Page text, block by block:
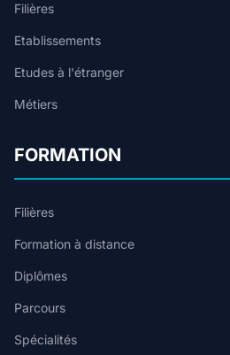
Filières
Etablissements
Etudes à l'étranger
Métiers
FORMATION
Filières
Formation à distance
Diplômes
Parcours
Spécialités